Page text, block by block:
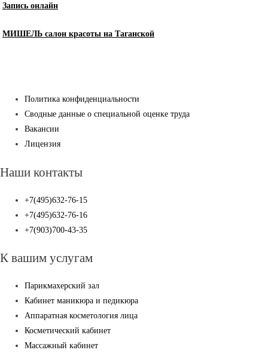
Запись онлайн
МИШЕЛЬ салон красоты на Таганской
Политика конфиденциальности
Сводные данные о специальной оценке труда
Вакансии
Лицензия
Наши контакты
+7(495)632-76-15
+7(495)632-76-16
+7(903)700-43-35
К вашим услугам
Парикмахерский зал
Кабинет маникюра и педикюра
Аппаратная косметология лица
Косметический кабинет
Массажный кабинет